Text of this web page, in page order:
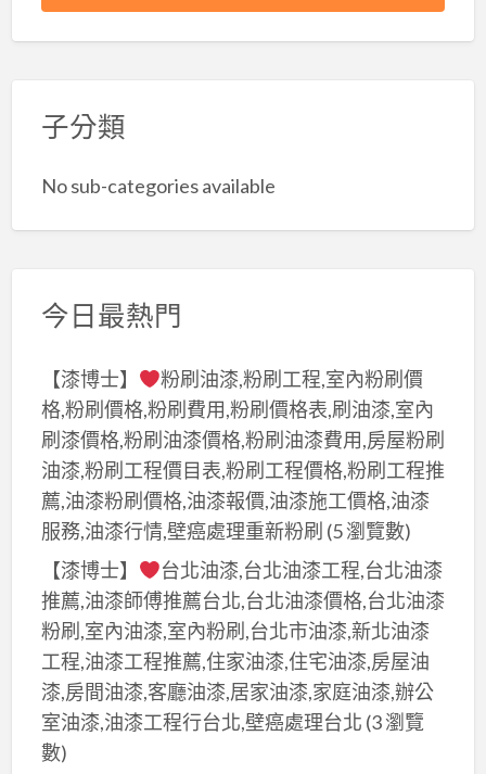
子分類
No sub-categories available
今日最熱門
【漆博士】
粉刷油漆,粉刷工程,室內粉刷價
格,粉刷價格,粉刷費用,粉刷價格表,刷油漆,室內
刷漆價格,粉刷油漆價格,粉刷油漆費用,房屋粉刷
油漆,粉刷工程價目表,粉刷工程價格,粉刷工程推
薦,油漆粉刷價格,油漆報價,油漆施工價格,油漆
服務,油漆行情,壁癌處理重新粉刷 (5 瀏覽數)
【漆博士】
台北油漆,台北油漆工程,台北油漆
推薦,油漆師傅推薦台北,台北油漆價格,台北油漆
粉刷,室內油漆,室內粉刷,台北市油漆,新北油漆
工程,油漆工程推薦,住家油漆,住宅油漆,房屋油
漆,房間油漆,客廳油漆,居家油漆,家庭油漆,辦公
室油漆,油漆工程行台北,壁癌處理台北 (3 瀏覽
數)